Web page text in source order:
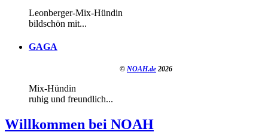
Leonberger-Mix-Hündin
bildschön mit...
GAGA
© NOAH.de 2026
Mix-Hündin
ruhig und freundlich...
Willkommen bei NOAH